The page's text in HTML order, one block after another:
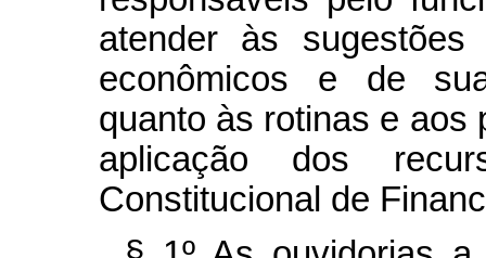
atender às
econômicos e de
quanto às rotinas e aos
aplicação dos
Constitucional de